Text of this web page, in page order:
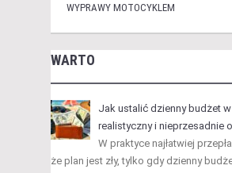
WYPRAWY MOTOCYKLEM
WARTO
Jak ustalić dzienny budżet w
realistyczny i nieprzesadnie
W praktyce najłatwiej
że plan jest zły, tylko gdy dzienny